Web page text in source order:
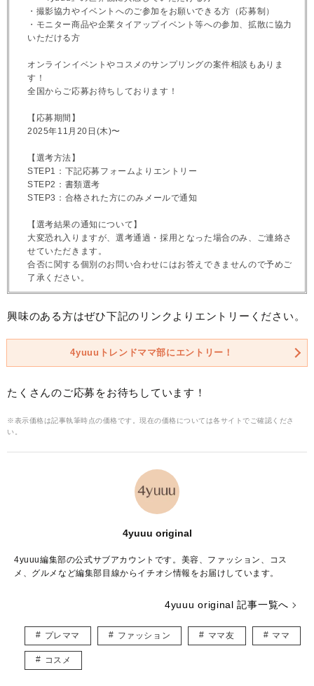
・撮影協力やイベントへのご参加をお願いできる方（応募制）
・モニター商品や企業タイアップイベント等への参加、拡散に協力
いただける方
オンラインイベントやコスメのサンプリングの案件相談もありま
す！
全国からご応募お待ちしております！
【応募期間】
2025年11月20日(木)〜
【選考方法】
STEP1：下記応募フォームよりエントリー
STEP2：書類選考
STEP3：合格された方にのみメールで通知
【選考結果の通知について】
大変恐れ入りますが、選考通過・採用となった場合のみ、ご連絡さ
せていただきます。
合否に関する個別のお問い合わせにはお答えできませんので予めご
了承ください。
興味のある方はぜひ下記のリンクよりエントリーください。
4yuuuトレンドママ部にエントリー！
たくさんのご応募をお待ちしています！
※表示価格は記事執筆時点の価格です。現在の価格については各サイトでご確認くださ
い。
4yuuu original
4yuuu編集部の公式サブアカウントです。美容、ファッション、コス
メ、グルメなど編集部目線からイチオシ情報をお届けしています。
4yuuu original 記事一覧へ
プレママ ファッション ママ友 ママ
コスメ